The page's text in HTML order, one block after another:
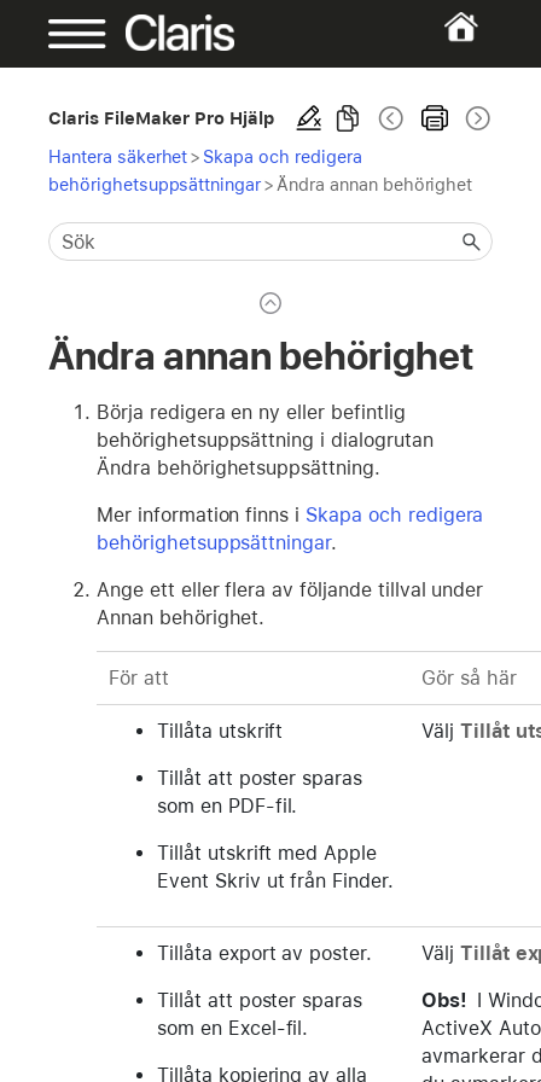
Claris FileMaker Pro Hjälp
Hantera säkerhet> Skapa och redigera
behörighetsuppsättningar> Ändra annan behörighet
Ändra annan behörighet
Börja redigera en ny eller befintlig
behörighetsuppsättning i dialogrutan
Ändra behörighetsuppsättning.
Mer information finns i Skapa och redigera
behörighetsuppsättningar.
Ange ett eller flera av följande tillval under
Annan behörighet.
För att Gör så här
Tillåta utskrift
Tillåt att poster sparas
som en PDF-fil.
Tillåt utskrift med Apple
Event Skriv ut från Finder.
Välj Tillåt
Tillåta export av poster.
Tillåt att poster sparas
som en Excel-fil.
Tillåta kopiering av alla
Välj Tillåt
Obs! I
ActiveX
avmarkerar